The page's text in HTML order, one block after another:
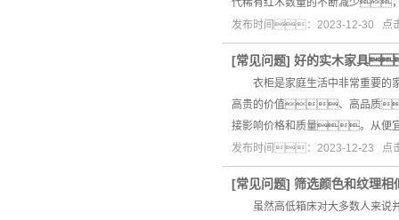
代稀有红木数量的不断减少
发布时间：2023-12-30 点
[常见问题] 好的实木家具
衣柜是家庭生活中非常重要的
高贵的价值、高品质
接影响价格和质量。从便
发布时间：2023-12-23 点
[常见问题] 筛选颜色和纹理
虽然高低箱床对大多数人来